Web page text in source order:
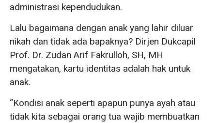
administrasi kependudukan.
Lalu bagaimana dengan anak yang lahir diluar
nikah dan tidak ada bapaknya? Dirjen Dukcapil
Prof. Dr. Zudan Arif Fakrulloh, SH, MH
mengatakan, kartu identitas adalah hak untuk
anak.
“Kondisi anak seperti apapun punya ayah atau
tidak kita sebagai orang tua wajib membuatkan